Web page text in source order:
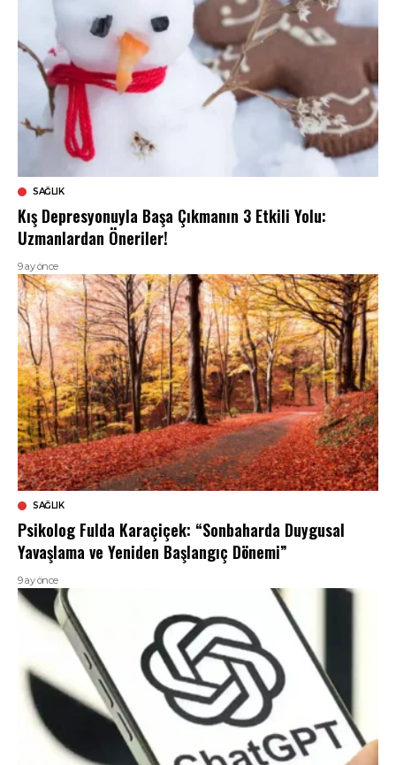
SAĞLIK
Kış Depresyonuyla Başa Çıkmanın 3 Etkili Yolu:
Uzmanlardan Öneriler!
9 ay önce
SAĞLIK
Psikolog Fulda Karaçiçek: “Sonbaharda Duygusal
Yavaşlama ve Yeniden Başlangıç Dönemi”
9 ay önce